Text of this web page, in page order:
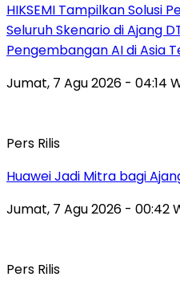
HIKSEMI Tampilkan Solusi
Seluruh Skenario di Ajang
Pengembangan AI di Asia
Jumat, 7 Agu 2026 - 04:14
Pers Rilis
Huawei Jadi Mitra bagi
Jumat, 7 Agu 2026 - 00:42
Pers Rilis